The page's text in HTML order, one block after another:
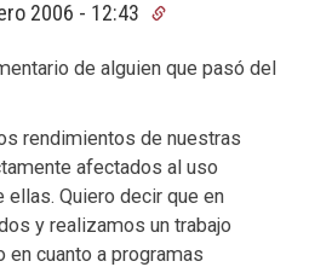
2006 - 12:43
de alguien que pasó del
rendimientos de nuestras
afectados al uso
ellas. Quiero decir que en
y realizamos un trabajo
cuanto a programas